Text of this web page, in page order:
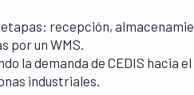
recepción,
por un WMS.
la demanda de CEDIS hacia
industriales.